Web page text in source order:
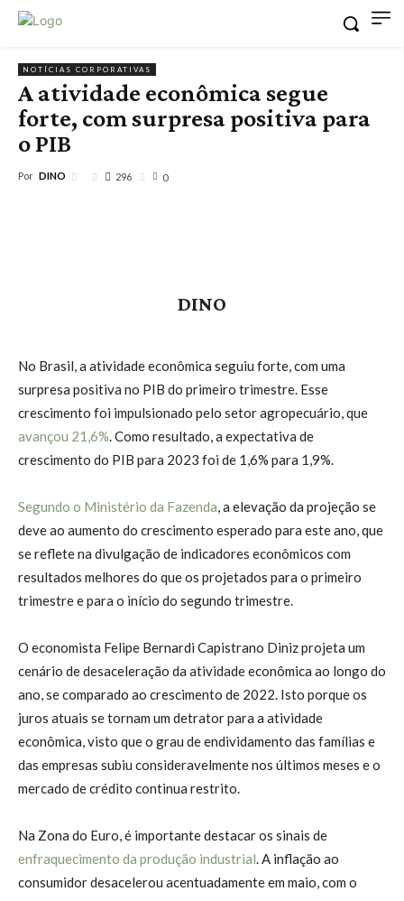
NOTÍCIAS CORPORATIVAS
A atividade econômica segue
forte, com surpresa positiva para
o PIB
Por DINO 296 0
DINO
No Brasil, a atividade econômica seguiu forte, com uma
surpresa positiva no PIB do primeiro trimestre. Esse
crescimento foi impulsionado pelo setor agropecuário, que
avançou 21,6%. Como resultado, a expectativa de
crescimento do PIB para 2023 foi de 1,6% para 1,9%.
Segundo o Ministério da Fazenda, a elevação da projeção se
deve ao aumento do crescimento esperado para este ano, que
se reflete na divulgação de indicadores econômicos com
resultados melhores do que os projetados para o primeiro
trimestre e para o início do segundo trimestre.
O economista Felipe Bernardi Capistrano Diniz projeta um
cenário de desaceleração da atividade econômica ao longo do
ano, se comparado ao crescimento de 2022. Isto porque os
juros atuais se tornam um detrator para a atividade
econômica, visto que o grau de endividamento das famílias e
das empresas subiu consideravelmente nos últimos meses e o
mercado de crédito continua restrito.
Na Zona do Euro, é importante destacar os sinais de
enfraquecimento da produção industrial. A inflação ao
consumidor desacelerou acentuadamente em maio, com o